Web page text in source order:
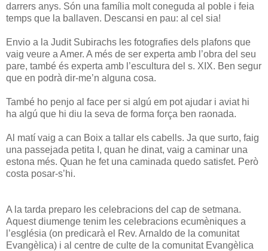
darrers anys. Són una família molt coneguda al poble i feia
temps que la ballaven. Descansi en pau: al cel sia!
Envio a la Judit Subirachs les fotografies dels plafons que
vaig veure a Amer. A més de ser experta amb l’obra del seu
pare, també és experta amb l’escultura del s. XIX. Ben segur
que en podrà dir-me’n alguna cosa.
També ho penjo al face per si algú em pot ajudar i aviat hi
ha algú que hi diu la seva de forma força ben raonada.
Al matí vaig a can Boix a tallar els cabells. Ja que surto, faig
una passejada petita I, quan he dinat, vaig a caminar una
estona més. Quan he fet una caminada quedo satisfet. Però
costa posar-s’hi.
A la tarda preparo les celebracions del cap de setmana.
Aquest diumenge tenim les celebracions ecumèniques a
l’església (on predicarà el Rev. Arnaldo de la comunitat
Evangèlica) i al centre de culte de la comunitat Evangèlica